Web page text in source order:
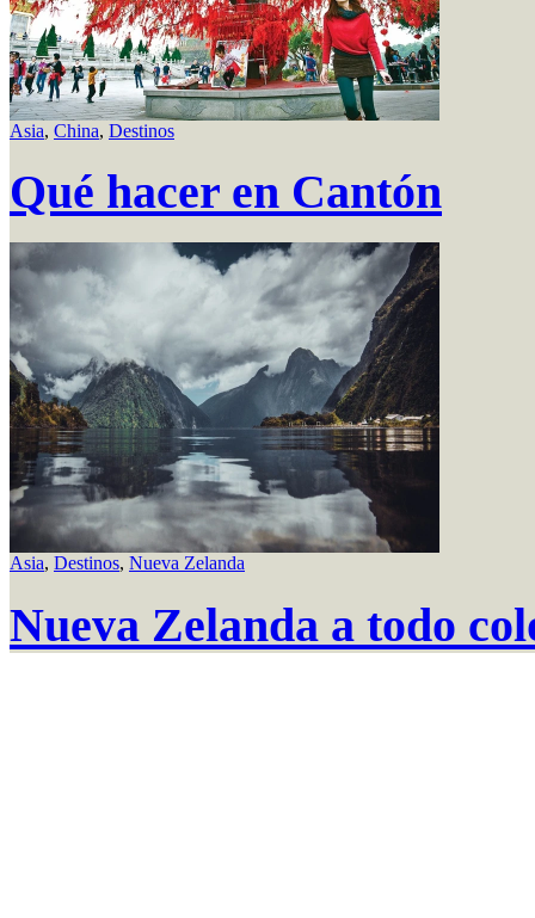
Asia, China, Destinos
Qué hacer en Cantón
Asia, Destinos, Nueva Zelanda
Nueva Zelanda a todo